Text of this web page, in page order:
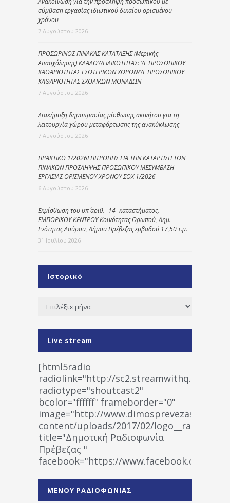
σύμβαση εργασίας ιδιωτικού δικαίου ορισμένου
χρόνου
7 Αυγούστου 2026
ΠΡΟΣΩΡΙΝΟΣ ΠΙΝΑΚΑΣ ΚΑΤΑΤΑΞΗΣ (Μερικής
Απασχόλησης) ΚΛΑΔΟΥ/ΕΙΔΙΚΟΤΗΤΑΣ: ΥΕ ΠΡΟΣΩΠΙΚΟΥ
ΚΑΘΑΡΙΟΤΗΤΑΣ ΕΣΩΤΕΡΙΚΩΝ ΧΩΡΩΝ/ΥΕ ΠΡΟΣΩΠΙΚΟΥ
ΚΑΘΑΡΙΟΤΗΤΑΣ ΣΧΟΛΙΚΩΝ ΜΟΝΑΔΩΝ
7 Αυγούστου 2026
Διακήρυξη δημοπρασίας μίσθωσης ακινήτου για τη
λειτουργία χώρου μεταφόρτωσης της ανακύκλωσης
7 Αυγούστου 2026
ΠΡΑΚΤΙΚΟ 1/2026ΕΠΙΤΡΟΠΗΣ ΓΙΑ ΤΗΝ ΚΑΤΑΡΤΙΣΗ ΤΩΝ
ΠΙΝΑΚΩΝ ΠΡΟΣΛΗΨΗΣ ΠΡΟΣΩΠΙΚΟΥ ΜΕΣΥΜΒΑΣΗ
ΕΡΓΑΣΙΑΣ ΟΡΙΣΜΕΝΟΥ ΧΡΟΝΟΥ ΣΟΧ 1/2026
6 Αυγούστου 2026
Εκμίσθωση του υπ΄ αριθ. -14- καταστήματος,
ΕΜΠΟΡΙΚΟΥ ΚΕΝΤΡΟΥ Κοινότητας Ωρωπού, Δημ.
Ενότητας Λούρου, Δήμου Πρέβεζας εμβαδού 17,50 τ.μ.
31 Ιουλίου 2026
Ιστορικό
Ιστορικό
Live stream
[html5radio
radiolink="http://
radiotype="shoutcast2"
bcolor="ffffff" frameborder="0"
image="http://www.dimosprevezas.gr/wp-
content/uploads/2017/02/
title="Δημοτική Ραδιοφωνία
Πρέβεζας "
facebook="https://www.facebook.com/
1531194763766854/" artist="" ]
ΜΕΝΟΥ ΡΑΔΙΟΦΩΝΙΑΣ